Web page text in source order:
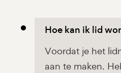
Hoe kan ik lid
Voordat je het
aan te maken.